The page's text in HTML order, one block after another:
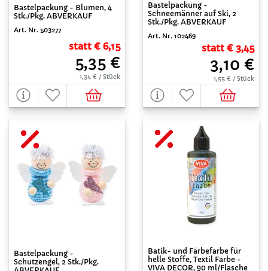
Bastelpackung - Blumen, 4
Stk./Pkg. ABVERKAUF
Art. Nr. 503277
statt € 6,15
5,35 €
1,34 € / Stück
Bastelpackung -
Schneemänner auf Ski, 2
Stk./Pkg. ABVERKAUF
Art. Nr. 102469
statt € 3,45
3,10 €
1,55 € / Stück
Bastelpackung -
Schutzengel, 2 Stk./Pkg.
Batik- und Färbefarbe für
helle Stoffe, Textil Farbe -
VIVA DECOR, 90 ml/Flasche